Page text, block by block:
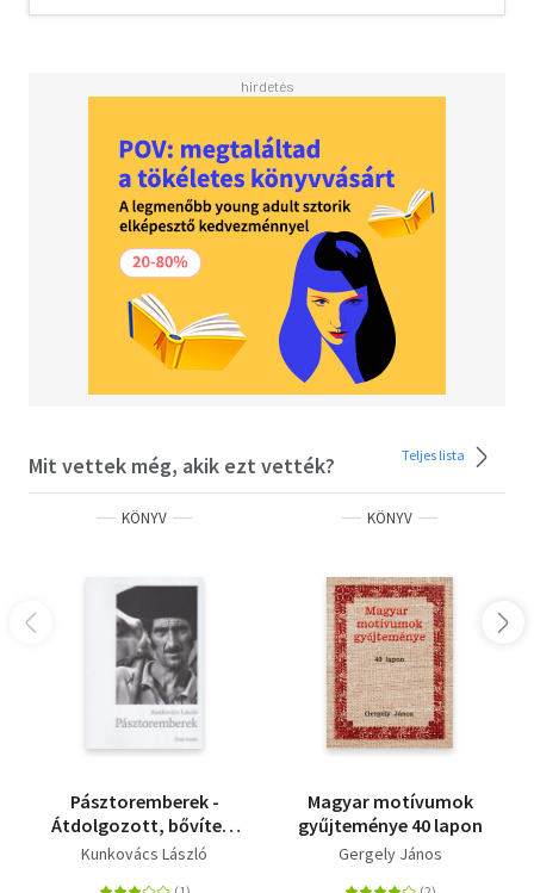
hogy idézze azt a könyvet, amelyet áttanulmányozott.
célom az, hogy ezeket is felhasználva, mind a tisztán
antropológiai, mind a pszichoanalitikus látószögből
elemezzem az egész helyzetet. Ez a tanulmány kísérlet
arra is, hogy felmutassam a sámánizmus más lehetséges
maradványait a magyar folklórban."- írja tanulmánya
bevezetőjeként maga a szerző.
Mit vettek még, akik ezt vették? Teljes lista
KÖNYV
Pásztoremberek -
Átdolgozott, bővített
kiadás
Kunkovács László
KÖNYV
Magyar motívumok
gyűjteménye 40 lapon
Gergely János